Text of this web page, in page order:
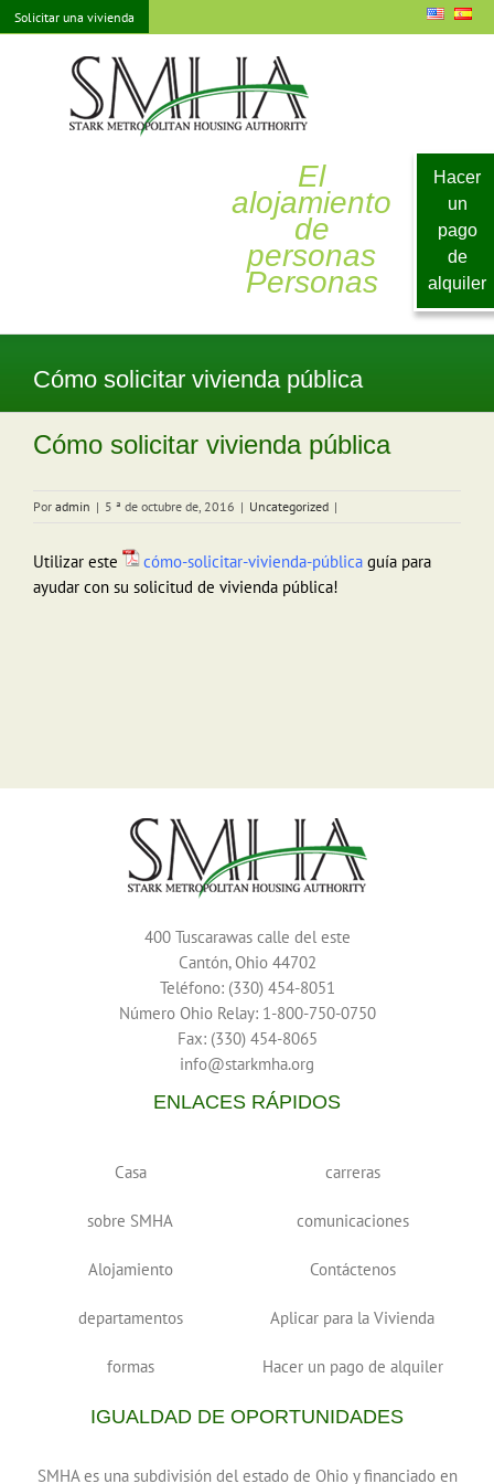
saltar
al
Solicitar una vivienda
El
alojamiento
de
personas
Personas
Hacer
un
pago
de
alquiler
Cómo solicitar vivienda pública
Cómo solicitar vivienda pública
Por admin | 5 ª de octubre de, 2016 | Uncategorized |
Utilizar este cómo-solicitar-vivienda-pública guía para
ayudar con su solicitud de vivienda pública!
400 Tuscarawas calle del este
Cantón, Ohio 44702
Teléfono: (330) 454-8051
Número Ohio Relay: 1-800-750-0750
Fax: (330) 454-8065
info@starkmha.org
ENLACES RÁPIDOS
Casa
sobre SMHA
Alojamiento
departamentos
formas
carreras
comunicaciones
Contáctenos
Aplicar para la Vivienda
Hacer un pago de alquiler
IGUALDAD DE OPORTUNIDADES
SMHA es una subdivisión del estado de Ohio y financiado en